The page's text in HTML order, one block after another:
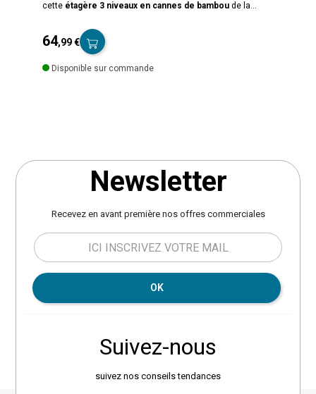
cette étagère 3 niveaux en cannes de bambou de la
jacinthe tressée. Parfaite pour un esprit naturel et cosy
dans la pièce. Ne nécessite pas de montage. Dimensions :
L. 39 x l. 23 x H. 91 cm. Poids : 3,89 kg. Matière : bambou et
jacinthe. Marque : Tendance.
64,99 €
Disponible sur commande
Newsletter
Recevez en avant première nos offres commerciales
OK
Suivez-nous
suivez nos conseils tendances